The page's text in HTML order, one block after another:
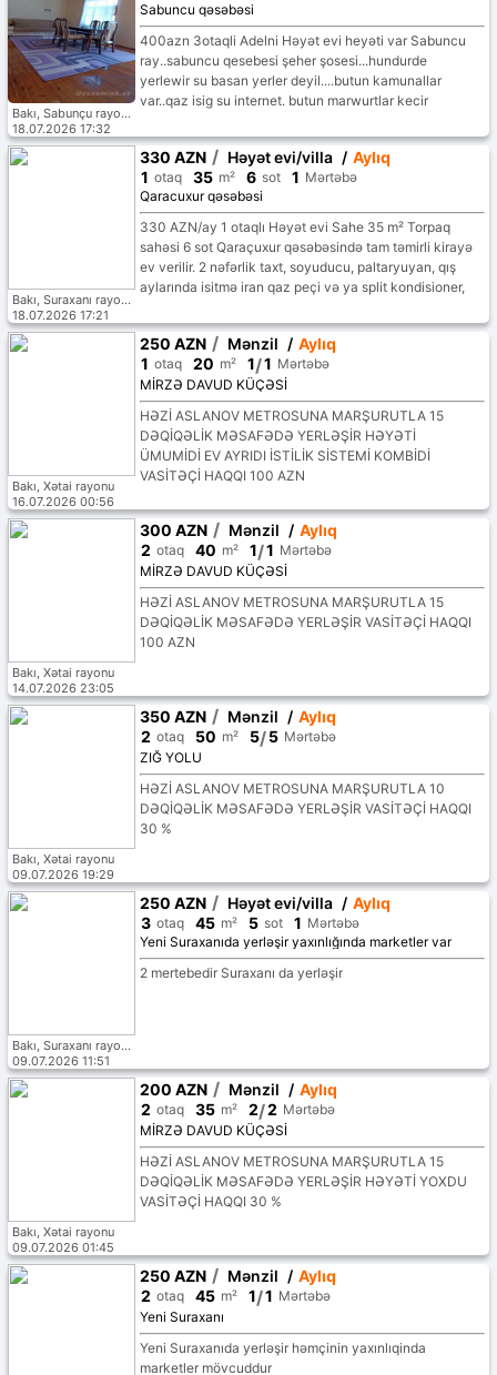
Bakı, Sabunçu rayonu
18.07.2026 17:32
Sabuncu qəsəbəsi
400azn 3otaqli Adelni Həyət evi heyəti var Sabuncu
ray..sabuncu qesebesi şeher şosesi...hundurde
yerlewir su basan yerler deyil....butun kamunallar
var..qaz isig su internet. butun marwurtlar kecir
Aileye ana balaya #G6301
Bakı, Suraxanı rayonu
18.07.2026 17:21
330 AZN / Həyət evi/villa / Aylıq
1 otaq 35 m² 6 sot 1 Mərtəbə
Qaracuxur qəsəbəsi
330 AZN/ay 1 otaqlı Həyət evi Sahe 35 m² Torpaq
sahəsi 6 sot Qaraçuxur qəsəbəsində tam təmirli kirayə
ev verilir. 2 nəfərlik taxt, soyuducu, paltaryuyan, qış
aylarında isitmə iran qaz peçi və ya split kondisioner,
Gənc ailəyə və ya tələbələrə verilir. Yalnız həyətin
girişi ümumidir. Qalan şəkildə gördüyüvüz evin
daxilindədir. #G6301
Bakı, Xətai rayonu
16.07.2026 00:56
250 AZN / Mənzil / Aylıq
1 otaq 20 m² 1/1 Mərtəbə
MİRZƏ DAVUD KÜÇƏSİ
HƏZİ ASLANOV METROSUNA MARŞURUTLA 15
DƏQİQƏLİK MƏSAFƏDƏ YERLƏŞİR HƏYƏTİ
ÜMUMİDİ EV AYRIDI İSTİLİK SİSTEMİ KOMBİDİ
VASİTƏÇİ HAQQI 100 AZN
Bakı, Xətai rayonu
14.07.2026 23:05
300 AZN / Mənzil / Aylıq
2 otaq 40 m² 1/1 Mərtəbə
MİRZƏ DAVUD KÜÇƏSİ
HƏZİ ASLANOV METROSUNA MARŞURUTLA 15
DƏQİQƏLİK MƏSAFƏDƏ YERLƏŞİR VASİTƏÇİ HAQQI
100 AZN
Bakı, Xətai rayonu
09.07.2026 19:29
350 AZN / Mənzil / Aylıq
2 otaq 50 m² 5/5 Mərtəbə
ZIĞ YOLU
HƏZİ ASLANOV METROSUNA MARŞURUTLA 10
DƏQİQƏLİK MƏSAFƏDƏ YERLƏŞİR VASİTƏÇİ HAQQI
30 %
Bakı, Suraxanı rayonu
09.07.2026 11:51
250 AZN / Həyət evi/villa / Aylıq
3 otaq 45 m² 5 sot 1 Mərtəbə
Yeni Suraxanıda yerləşir yaxınlığında marketler var
2 mertebedir Suraxanı da yerləşir
Bakı, Xətai rayonu
09.07.2026 01:45
200 AZN / Mənzil / Aylıq
2 otaq 35 m² 2/2 Mərtəbə
MİRZƏ DAVUD KÜÇƏSİ
HƏZİ ASLANOV METROSUNA MARŞURUTLA 15
DƏQİQƏLİK MƏSAFƏDƏ YERLƏŞİR HƏYƏTİ YOXDU
VASİTƏÇİ HAQQI 30 %
250 AZN / Mənzil / Aylıq
2 otaq 45 m² 1/1 Mərtəbə
Yeni Suraxanı
Yeni Suraxanıda yerləşir həmçinin yaxınlıqinda
marketler mövcuddur